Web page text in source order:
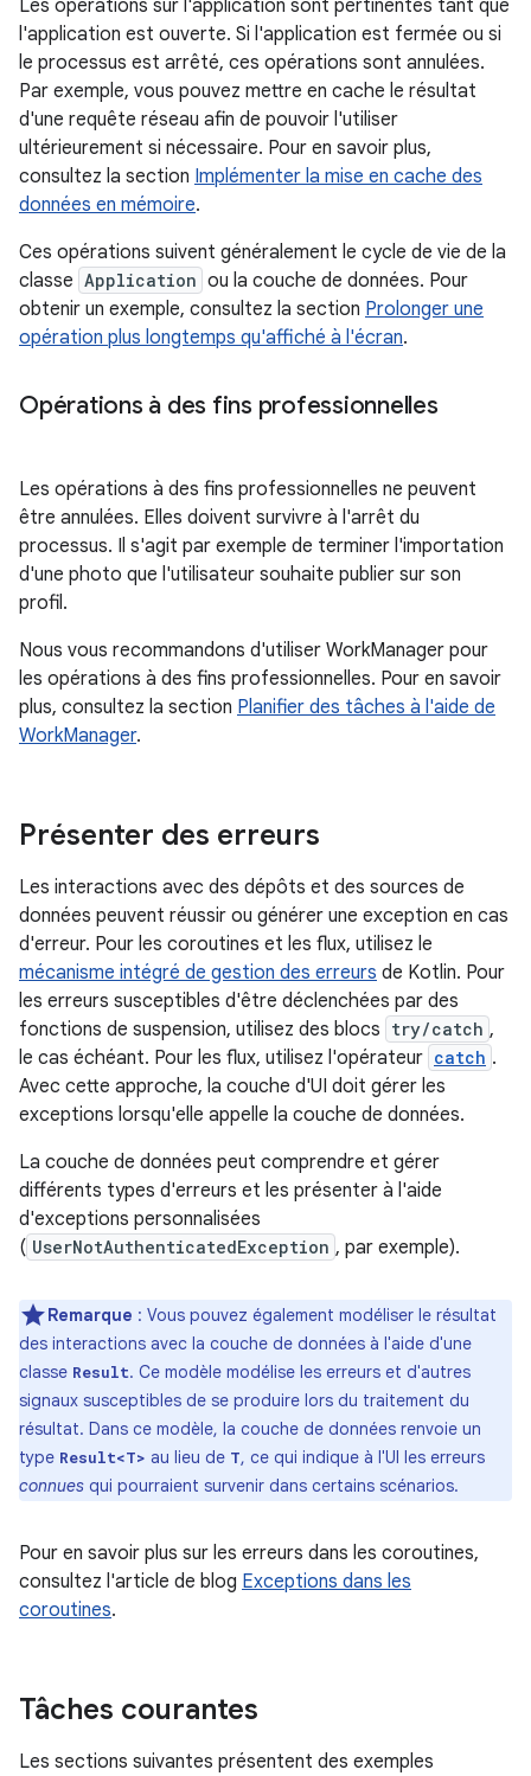
Les opérations sur l'application sont pertinentes tant que
l'application est ouverte. Si l'application est fermée ou si
le processus est arrêté, ces opérations sont annulées.
Par exemple, vous pouvez mettre en cache le résultat
d'une requête réseau afin de pouvoir l'utiliser
ultérieurement si nécessaire. Pour en savoir plus,
consultez la section Implémenter la mise en cache des
données en mémoire.
Ces opérations suivent généralement le cycle de vie de la
classe Application ou la couche de données. Pour
obtenir un exemple, consultez la section Prolonger une
opération plus longtemps qu'affiché à l'écran.
Opérations à des fins professionnelles
Les opérations à des fins professionnelles ne peuvent
être annulées. Elles doivent survivre à l'arrêt du
processus. Il s'agit par exemple de terminer l'importation
d'une photo que l'utilisateur souhaite publier sur son
profil.
Nous vous recommandons d'utiliser WorkManager pour
les opérations à des fins professionnelles. Pour en savoir
plus, consultez la section Planifier des tâches à l'aide de
WorkManager.
Présenter des erreurs
Les interactions avec des dépôts et des sources de
données peuvent réussir ou générer une exception en cas
d'erreur. Pour les coroutines et les flux, utilisez le
mécanisme intégré de gestion des erreurs de Kotlin. Pour
les erreurs susceptibles d'être déclenchées par des
fonctions de suspension, utilisez des blocs try/catch ,
le cas échéant. Pour les flux, utilisez l'opérateur catch .
Avec cette approche, la couche d'UI doit gérer les
exceptions lorsqu'elle appelle la couche de données.
La couche de données peut comprendre et gérer
différents types d'erreurs et les présenter à l'aide
d'exceptions personnalisées
( UserNotAuthenticatedException , par exemple).
Remarque : Vous pouvez également modéliser le résultat
des interactions avec la couche de données à l'aide d'une
classe Result. Ce modèle modélise les erreurs et d'autres
signaux susceptibles de se produire lors du traitement du
résultat. Dans ce modèle, la couche de données renvoie un
type Result<T> au lieu de T, ce qui indique à l'UI les erreurs
connues qui pourraient survenir dans certains scénarios.
Pour en savoir plus sur les erreurs dans les coroutines,
consultez l'article de blog Exceptions dans les
coroutines.
Tâches courantes
Les sections suivantes présentent des exemples